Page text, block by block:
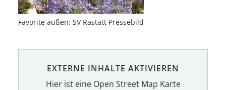
Favorite außen: SV Rastatt Pressebild
EXTERNE INHALTE AKTIVIEREN
Hier ist eine Open Street Map Karte